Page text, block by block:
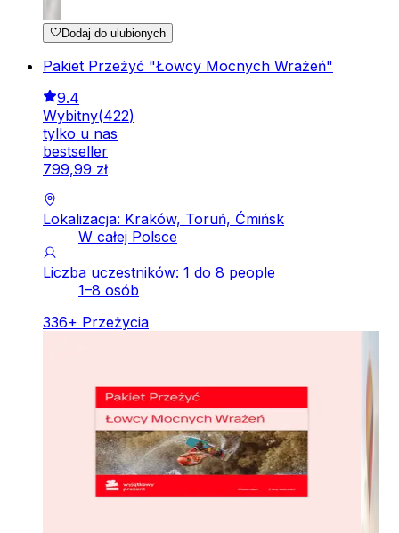
Dodaj do ulubionych
Pakiet Przeżyć "Łowcy Mocnych Wrażeń"
9.4
Wybitny(422)
tylko u nas
bestseller
799,99 zł
Lokalizacja: Kraków, Toruń, Ćmińsk
W całej Polsce
Liczba uczestników: 1 do 8 people
1–8 osób
336+ Przeżycia